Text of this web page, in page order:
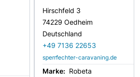
Hirschfeld 3
74229 Oedheim
Deutschland
+49 7136 22653
sperrfechter-caravaning.de
Marke: Robeta